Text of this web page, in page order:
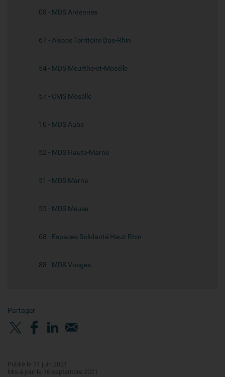
08 - MDS Ardennes
67 - Alsace Territoire Bas-Rhin
54 - MDS Meurthe-et-Moselle
57 - CMS Moselle
10 - MDS Aube
52 - MDS Haute-Marne
51 - MDS Marne
55 - MDS Meuse
68 - Espaces Solidarité Haut-Rhin
88 - MDS Vosges
Partager
Publié le 11 juin 2021
Mis à jour le 16 septembre 2021